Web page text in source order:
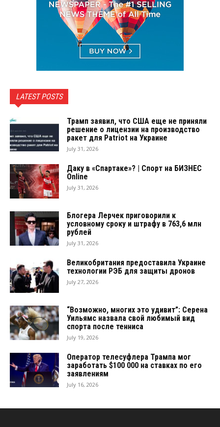
LATEST POSTS
Трамп заявил, что США еще не приняли
решение о лицензии на производство
ракет для Patriot на Украине
July 31, 2026
Даку в «Спартаке»? | Спорт на БИЗНЕС
Online
July 31, 2026
Блогера Лерчек приговорили к
условному сроку и штрафу в 763,6 млн
рублей
July 31, 2026
Великобритания предоставила Украине
технологии РЭБ для защиты дронов
July 27, 2026
“Возможно, многих это удивит”: Серена
Уильямс назвала свой любимый вид
спорта после тенниса
July 19, 2026
Оператор телесуфлера Трампа мог
заработать $100 000 на ставках по его
заявлениям
July 16, 2026